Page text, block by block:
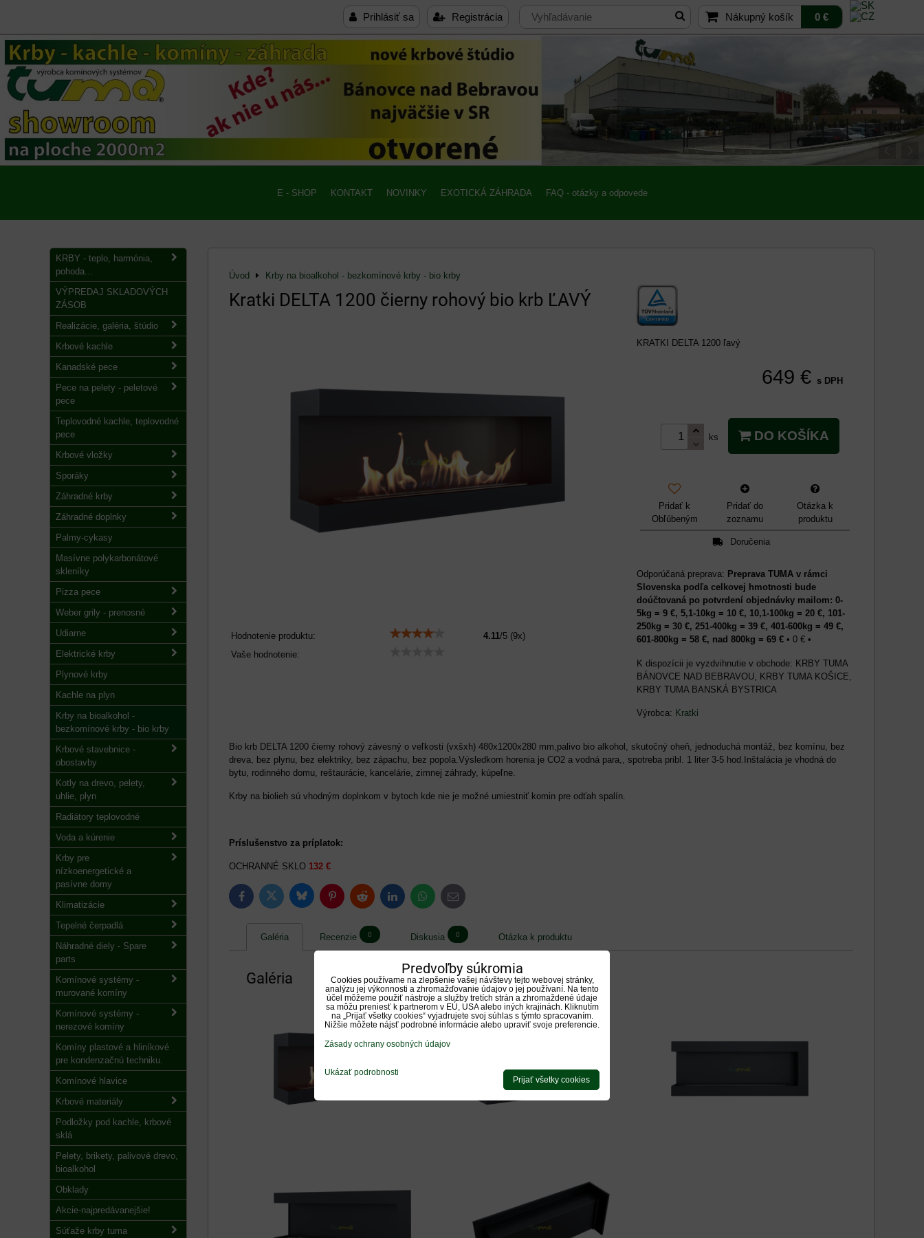
Prihlásiť sa Registrácia Nákupný košík 0 €
E - SHOP KONTAKT NOVINKY EXOTICKÁ ZÁHRADA FAQ - otázky a odpovede
Úvod Krby na bioalkohol - bezkomínové krby - bio krby
Kratki DELTA 1200 čierny rohový bio krb ĽAVÝ
Hodnotenie produktu: 4.11/5 (9x)
Vaše hodnotenie:
KRATKI DELTA 1200 ľavý
649 € s DPH
ks DO KOŠÍKA
Pridať k
Obľúbeným
Pridať do
zoznamu
Otázka k
produktu
Doručenia
Preprava TUMA v rámci
Slovenska podľa celkovej hmotnosti bude
doúčtovaná po potvrdení objednávky mailom: 0-
5kg = 9 €, 5,1-10kg = 10 €, 10,1-100kg = 20 €, 101-
250kg = 30 €, 251-400kg = 39 €, 401-600kg = 49 €,
601-800kg = 58 €, nad 800kg = 69 € • 0 € •
KRBY TUMA
BÁNOVCE NAD BEBRAVOU, KRBY TUMA KOŠICE,
KRBY TUMA BANSKÁ BYSTRICA
Výrobca: Kratki
Bio krb DELTA 1200 čierny rohový závesný o veľkosti (vxšxh) 480x1200x280 mm,palivo bio alkohol, skutočný oheň, jednoduchá montáž, bez komínu, bez
dreva, bez plynu, bez elektriky, bez zápachu, bez popola.Výsledkom horenia je CO2 a vodná para,, spotreba pribl. 1 liter 3-5 hod.Inštalácia je vhodná do
bytu, rodinného domu, reštaurácie, kancelárie, zimnej záhrady, kúpeľne.
Krby na biolieh sú vhodným doplnkom v bytoch kde nie je možné umiestniť komin pre odťah spalín.
Príslušenstvo za príplatok:
OCHRANNÉ SKLO 132 €
FacebookTwitter BlueskyPinterestReddit LinkedInWhatsApp
E-
mail
Galéria Recenzie 0 Diskusia 0 Otázka k produktu
Galéria
KRBY - teplo, harmónia,
pohoda...
VÝPREDAJ SKLADOVÝCH
ZÁSOB
Realizácie, galéria, štúdio
Krbové kachle
Kanadské pece
Pece na pelety - peletové
pece
Teplovodné kachle, teplovodné
pece
Krbové vložky
Sporáky
Záhradné krby
Záhradné doplnky
Palmy-cykasy
Masívne polykarbonátové
skleníky
Pizza pece
Weber grily - prenosné
Udiarne
Elektrické krby
Plynové krby
Kachle na plyn
Krby na bioalkohol -
bezkomínové krby - bio krby
Krbové stavebnice -
obostavby
Kotly na drevo, pelety,
uhlie, plyn
Radiátory teplovodné
Voda a kúrenie
Krby pre
nízkoenergetické a
pasívne domy
Klimatizácie
Tepelné čerpadlá
Náhradné diely - Spare
parts
Komínové systémy -
murované komíny
Komínové systémy -
nerezové komíny
Komíny plastové a hliníkové
pre kondenzačnú techniku.
Komínové hlavice
Krbové materiály
Podložky pod kachle, krbové
sklá
Pelety, brikety, palivové drevo,
bioalkohol
Obklady
Akcie-najpredávanejšie!
Súťaže krby tuma
Predvoľby súkromia
Cookies používame na zlepšenie vašej návštevy tejto webovej stránky,
analýzu jej výkonnosti a zhromažďovanie údajov o jej používaní. Na tento
účel môžeme použiť nástroje a služby tretích strán a zhromaždené údaje
sa môžu preniesť k partnerom v EÚ, USA alebo iných krajinách. Kliknutím
na „Prijať všetky cookies“ vyjadrujete svoj súhlas s týmto spracovaním.
Nižšie môžete nájsť podrobné informácie alebo upraviť svoje preferencie.
Zásady ochrany osobných údajov
Ukázať podrobnosti
Prijať všetky cookies